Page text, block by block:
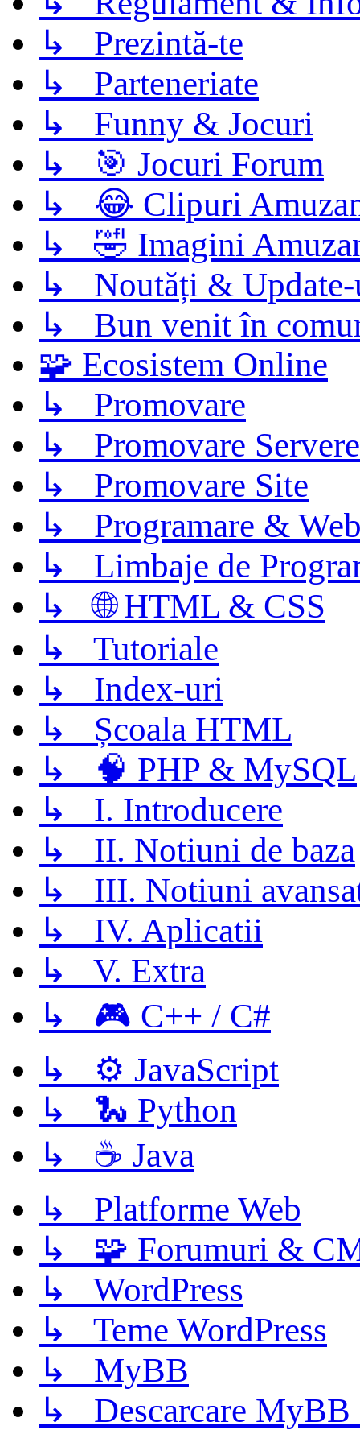
↳ Prezintă-te
↳ Parteneriate
↳ Funny & Jocuri
↳ 🎯 Jocuri Forum
↳ 😂 Clipuri
↳ 🤣 Imagini
↳ Noutăți &
↳ Bun venit în
🧩 Ecosistem Online
↳ Promovare
↳ Promovare Servere
↳ Promovare Site
↳ Programare &
↳ Limbaje de
↳ 🌐 HTML & CSS
↳ Tutoriale
↳ Index-uri
↳ Școala HTML
↳ 🧠 PHP & MySQL
↳ I. Introducere
↳ II. Notiuni de baza
↳ III. Notiuni
↳ IV. Aplicatii
↳ V. Extra
↳ 🎮 C++ / C#
↳ ⚙️ JavaScript
↳ 🐍 Python
↳ ☕ Java
↳ Platforme Web
↳ 🧩 Forumuri &
↳ WordPress
↳ Teme WordPress
↳ MyBB
↳ Descarcare MyBB